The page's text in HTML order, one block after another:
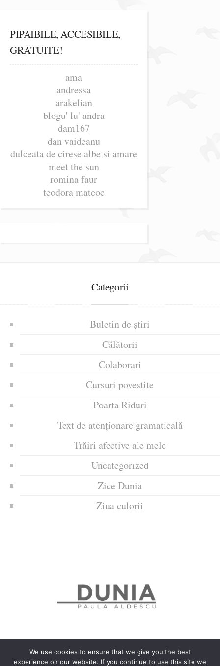
PIPAIBILE, ACCESIBILE,
GRATUITE!
ama
andressa
arakelian
blogu' lu' andra
dam167
dan vaideanu
dulceata de cirese albe si amare
meet the sun
romina faur
teodora mateoc
Categorii
Buletin de știri
Călătorii
Colaborari
Cursuri povestite
Poarta Riduri
Text de atenționare gramaticală
Trăiri afective ale mele
Uncategorized
Zice Dunia
Ziua culorii
We use cookies to ensure that we give you the best
experience on our website. If you continue to use this site we